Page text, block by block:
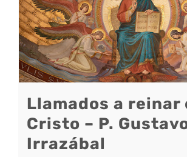
Llamados a reinar
Cristo – P.
Irrazábal